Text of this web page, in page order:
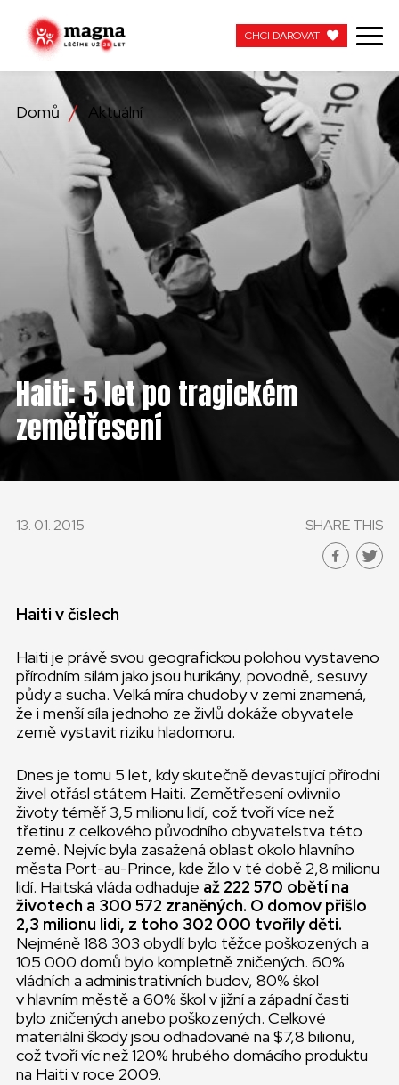
CHCI DAROVAT
NAŠE PRÁCE
O NÁS
AKTUÁLNÍ
ZAPOJTE SE
PRACUJTE S NÁMI
KONTAKTUJTE NÁS
ČESKÁ REPUBLIKA
CHCI DAROVAT
Domů Aktuální
Haiti: 5 let po tragickém
zemětřesení
13. 01. 2015 SHARE THIS
Haiti v číslech
Haiti je právě svou geografickou polohou vystaveno
přírodním silám jako jsou hurikány, povodně, sesuvy
půdy a sucha. Velká míra chudoby v zemi znamená,
že i menší síla jednoho ze živlů dokáže obyvatele
země vystavit riziku hladomoru.
Dnes je tomu 5 let, kdy skutečně devastující přírodní
živel otřásl státem Haiti. Zemětřesení ovlivnilo
životy téměř 3,5 milionu lidí, což tvoří více než
třetinu z celkového původního obyvatelstva této
země. Nejvíc byla zasažená oblast okolo hlavního
města Port-au-Prince, kde žilo v té době 2,8 milionu
lidí. Haitská vláda odhaduje až 222 570 obětí na
životech a 300 572 zraněných. O domov přišlo
2,3 milionu lidí, z toho 302 000 tvořily děti.
Nejméně 188 303 obydlí bylo těžce poškozených a
105 000 domů bylo kompletně zničených. 60%
vládních a administrativních budov, 80% škol
v hlavním městě a 60% škol v jižní a západní časti
bylo zničených anebo poškozených. Celkové
materiální škody jsou odhadované na $7,8 bilionu,
což tvoří víc než 120% hrubého domácího produktu
na Haiti v roce 2009.